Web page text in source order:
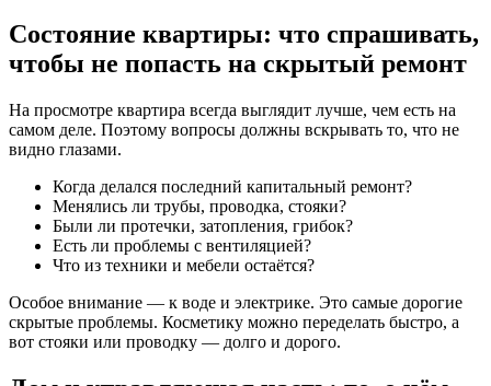
Состояние квартиры: что спрашивать,
чтобы не попасть на скрытый ремонт
На просмотре квартира всегда выглядит лучше, чем есть на
самом деле. Поэтому вопросы должны вскрывать то, что не
видно глазами.
Когда делался последний капитальный ремонт?
Менялись ли трубы, проводка, стояки?
Были ли протечки, затопления, грибок?
Есть ли проблемы с вентиляцией?
Что из техники и мебели остаётся?
Особое внимание — к воде и электрике. Это самые дорогие
скрытые проблемы. Косметику можно переделать быстро, а
вот стояки или проводку — долго и дорого.